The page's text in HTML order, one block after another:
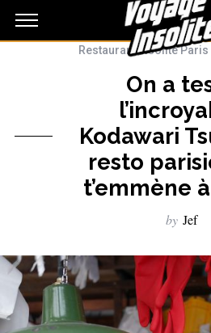
Restaurant insolite Paris
On a
Kodawari
resto
t’emmène
by Jef